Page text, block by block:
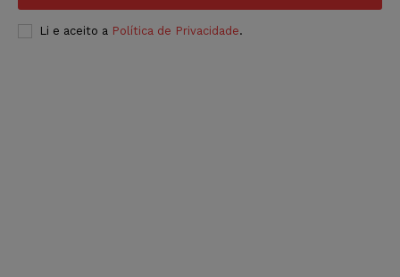
Li e aceito a Política de Privacidade.